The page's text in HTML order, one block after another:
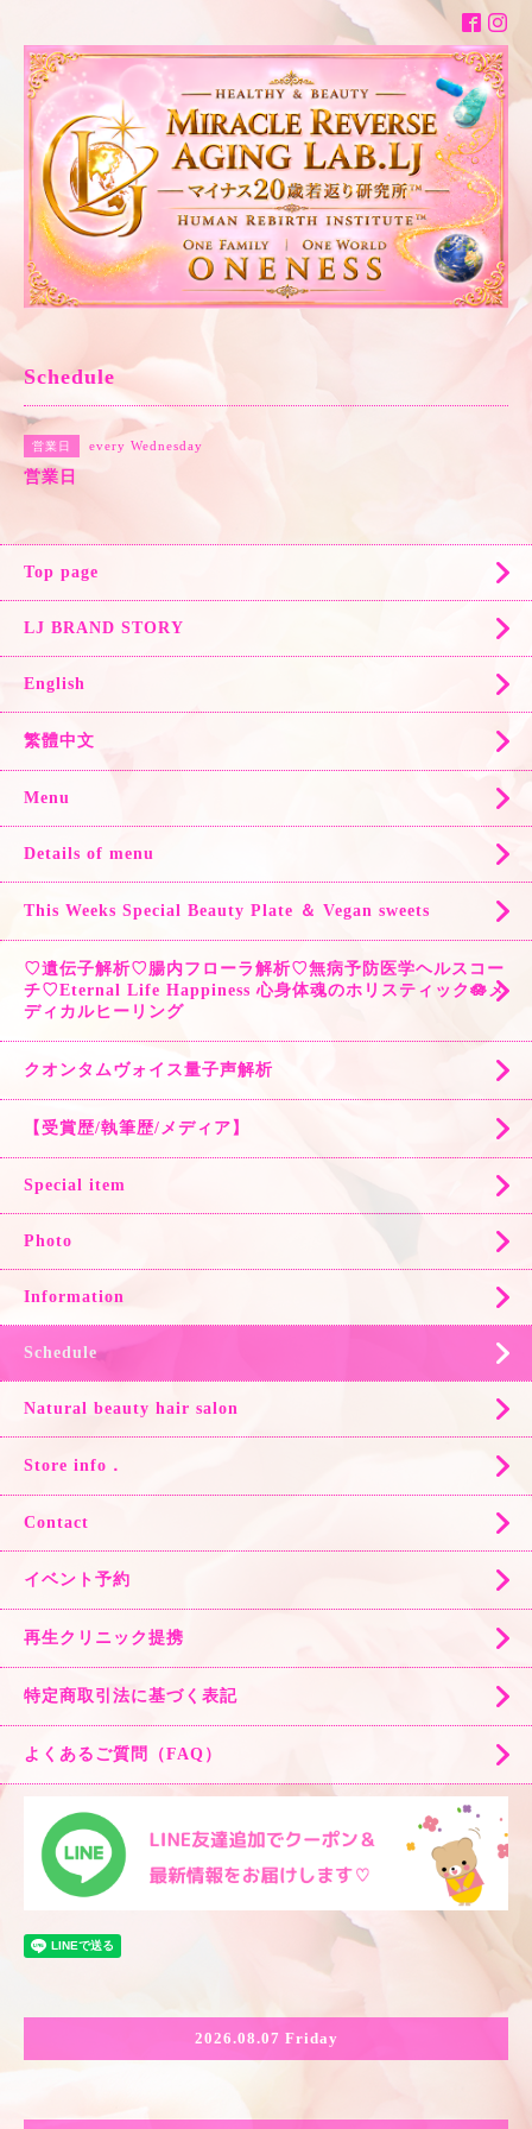
Schedule
営業日 every Wednesday
営業日
Top page
LJ BRAND STORY
English
繁體中文
Menu
Details of menu
This Weeks Special Beauty Plate ＆ Vegan sweets
♡遺伝子解析♡腸内フローラ解析♡無病予防医学ヘルスコー
チ♡Eternal Life Happiness 心身体魂のホリスティック🪷メ
ディカルヒーリング
クオンタムヴォイス量子声解析
【受賞歴/執筆歴/メディア】
Special item
Photo
Information
Schedule
Natural beauty hair salon
Store info．
Contact
イベント予約
再生クリニック提携
特定商取引法に基づく表記
よくあるご質問（FAQ）
2026.08.07 Friday